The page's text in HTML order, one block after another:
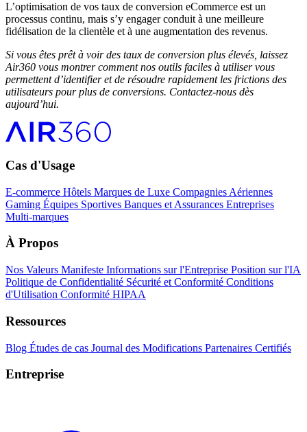
L’optimisation de vos taux de conversion eCommerce est un
processus continu, mais s’y engager conduit à une meilleure
fidélisation de la clientèle et à une augmentation des revenus.
Si vous êtes prêt à voir des taux de conversion plus élevés, laissez
Air360 vous montrer comment nos outils faciles à utiliser vous
permettent d’identifier et de résoudre rapidement les frictions des
utilisateurs pour plus de conversions. Contactez-nous dès
aujourd’hui.
Cas d'Usage
E-commerce Hôtels Marques de Luxe Compagnies Aériennes
Gaming Équipes Sportives Banques et Assurances Entreprises
Multi-marques
À Propos
Nos Valeurs Manifeste Informations sur l'Entreprise Position sur l'IA
Politique de Confidentialité Sécurité et Conformité Conditions
d'Utilisation Conformité HIPAA
Ressources
Blog Études de cas Journal des Modifications Partenaires Certifiés
Entreprise